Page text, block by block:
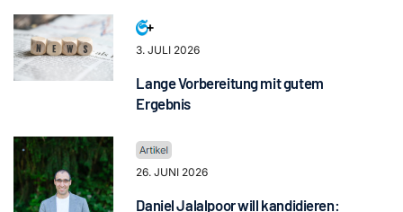
3. JULI 2026
Lange Vorbereitung mit gutem
Ergebnis
26. JUNI 2026
Daniel Jalalpoor will kandidieren: